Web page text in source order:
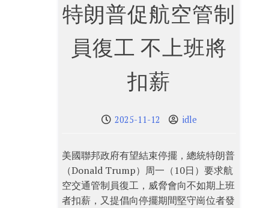
特朗普促航空管制
員復工 不上班將
扣薪
2025-11-12 idle
美國聯邦政府有望結束停擺，總統特朗普
（Donald Trump）周一（10日）要求航
空交通管制員復工，威脅會向不如期上班
者扣薪，又提倡向停擺期間堅守崗位者發